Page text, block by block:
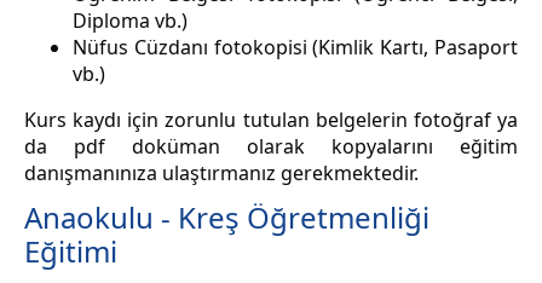
Diploma vb.)
Nüfus Cüzdanı fotokopisi (Kimlik Kartı, Pasaport
vb.)
Kurs kaydı için zorunlu tutulan belgelerin fotoğraf ya
da pdf doküman olarak kopyalarını eğitim
danışmanınıza ulaştırmanız gerekmektedir.
Anaokulu - Kreş Öğretmenliği
Eğitimi